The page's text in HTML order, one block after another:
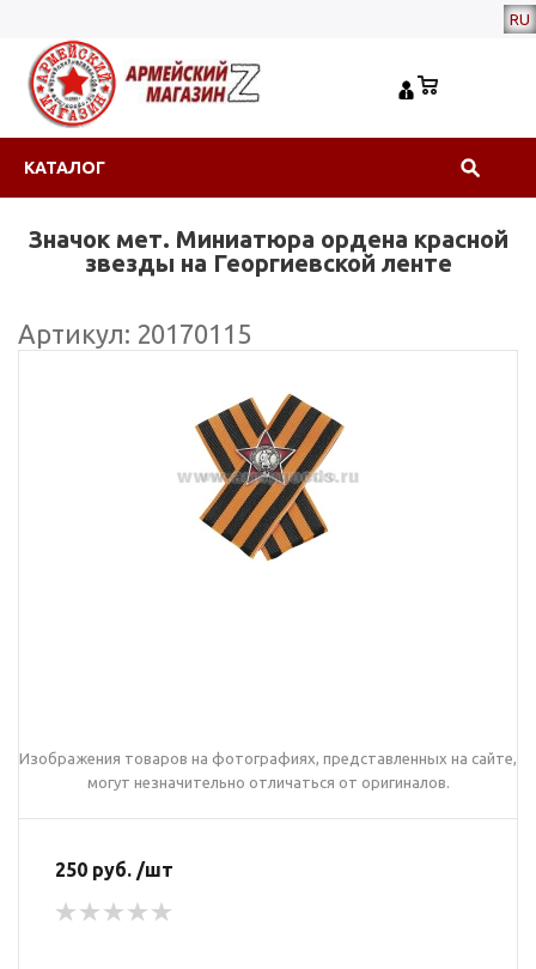
RU
КАТАЛОГ
Значок мет. Миниатюра ордена красной
звезды на Георгиевской ленте
Артикул: 20170115
Изображения товаров на фотографиях, представленных на сайте,
могут незначительно отличаться от оригиналов.
250 руб. /шт